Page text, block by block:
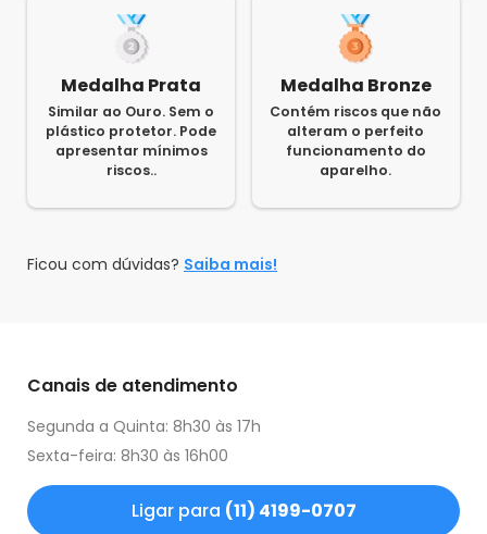
Medalha Prata
Similar ao Ouro. Sem o
plástico protetor. Pode
apresentar mínimos
riscos..
Medalha Bronze
Contém riscos que não
alteram o perfeito
funcionamento do
aparelho.
Ficou com dúvidas? Saiba mais!
Canais de atendimento
Segunda a Quinta: 8h30 às 17h
Sexta-feira: 8h30 às 16h00
Ligar para (11) 4199-0707